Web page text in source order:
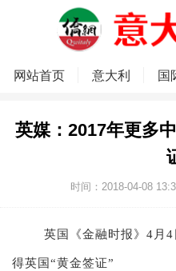
网站首页 意大利 国
英媒：2017年更多
时间：2018-04-08
英国《金融时报》4月
得英国“黄金签证”